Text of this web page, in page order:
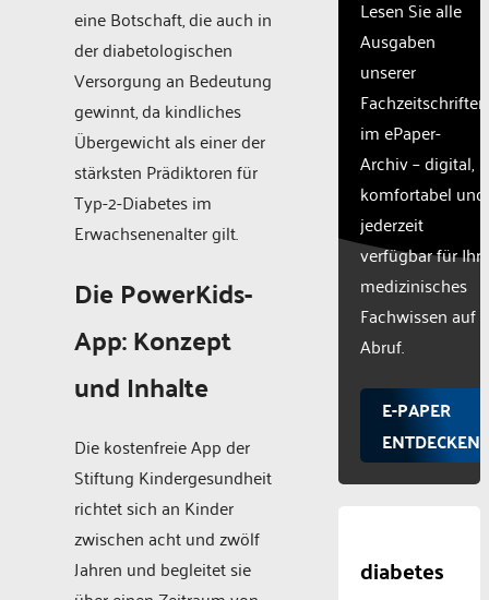
eine Botschaft, die auch in
der diabetologischen
Versorgung an Bedeutung
gewinnt, da kindliches
Übergewicht als einer der
stärksten Prädiktoren für
Typ-2-Diabetes im
Erwachsenenalter gilt.
Die PowerKids-
App: Konzept
und Inhalte
Die kostenfreie App der
Stiftung Kindergesundheit
richtet sich an Kinder
zwischen acht und zwölf
Jahren und begleitet sie
Lesen Sie alle
Ausgaben
unserer
Fachzeitschriften
im ePaper-
Archiv – digital,
komfortabel und
jederzeit
verfügbar für Ihr
medizinisches
Fachwissen auf
Abruf.
E-PAPER
ENTDECKEN
diabetes